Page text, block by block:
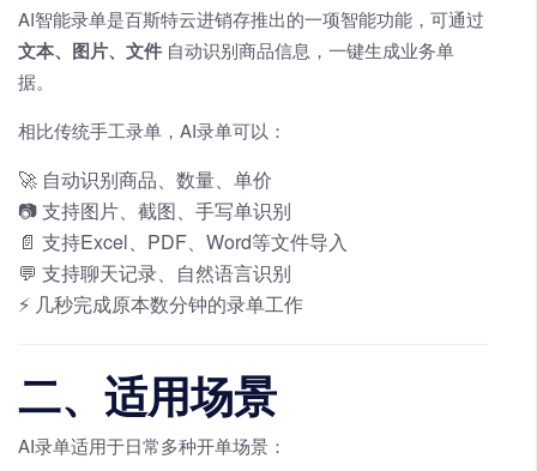
AI智能录单是百斯特云进销存推出的一项智能功能，可通过
文本、图片、文件 自动识别商品信息，一键生成业务单
据。
相比传统手工录单，AI录单可以：
🚀 自动识别商品、数量、单价
📷 支持图片、截图、手写单识别
📄 支持Excel、PDF、Word等文件导入
💬 支持聊天记录、自然语言识别
⚡ 几秒完成原本数分钟的录单工作
二、适用场景
AI录单适用于日常多种开单场景：